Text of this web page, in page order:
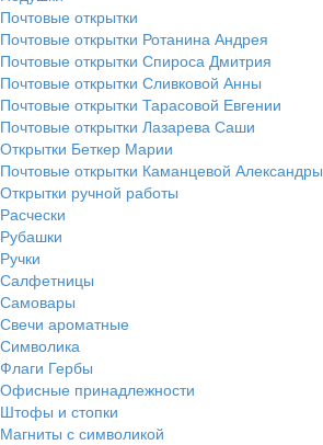
Почтовые открытки
Почтовые открытки Ротанина Андрея
Почтовые открытки Спироса Дмитрия
Почтовые открытки Сливковой Анны
Почтовые открытки Тарасовой Евгении
Почтовые открытки Лазарева Саши
Открытки Беткер Марии
Почтовые открытки Каманцевой Александры
Открытки ручной работы
Расчески
Рубашки
Ручки
Салфетницы
Самовары
Свечи ароматные
Символика
Флаги Гербы
Офисные принадлежности
Штофы и стопки
Магниты с символикой